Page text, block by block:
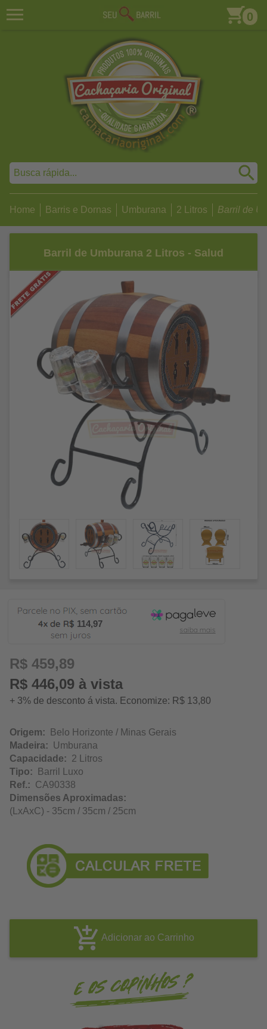
0
Home Barris e Dornas Umburana 2 Litros Barril de
Barril de Umburana 2 Litros - Salud
114,97
R$ 459,89
R$ 446,09 à vista
+ 3% de desconto á vista. Economize: R$ 13,80
Origem: Belo Horizonte / Minas Gerais
Madeira: Umburana
Capacidade: 2 Litros
Tipo: Barril Luxo
Ref.: CA90338
Dimensões Aproximadas:
(LxAxC) - 35cm / 35cm / 25cm
Adicionar ao Carrinho